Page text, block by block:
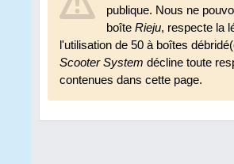
publique. Nous ne
boîteRieju, respecte la
l'utilisation de 50 à boîtes
Scooter System décline toute
contenues dans cette page.